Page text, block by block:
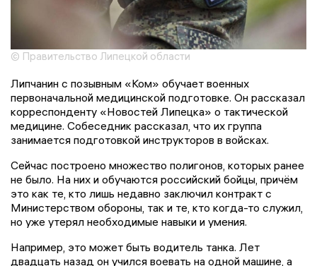
© Правительство Липецкой области
Липчанин с позывным «Ком» обучает военных
первоначальной медицинской подготовке. Он рассказал
корреспонденту «Новостей Липецка» о тактической
медицине. Собеседник рассказал, что их группа
занимается подготовкой инструкторов в войсках.
Сейчас построено множество полигонов, которых ранее
не было. На них и обучаются российский бойцы, причём
это как те, кто лишь недавно заключил контракт с
Министерством обороны, так и те, кто когда-то служил,
но уже утерял необходимые навыки и умения.
Например, это может быть водитель танка. Лет
двадцать назад он учился воевать на одной машине, а